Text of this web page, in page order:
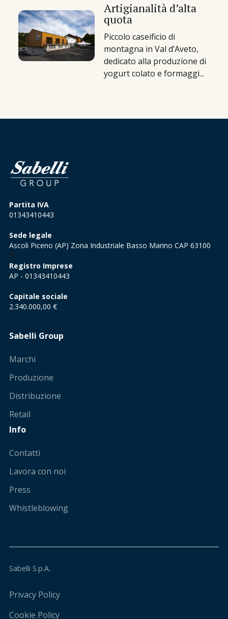
Artigianalità d’alta
quota
Piccolo caseificio di
montagna in Val d’Aveto,
dedicato alla produzione di
yogurt colato e formaggi...
Partita IVA
01343410443
Sede legale
Ascoli Piceno (AP) Zona Industriale Basso Marino CAP 63100
§
Registro Imprese
AP - 01343410443
Capitale sociale
2.340.000,00 €
Sabelli Group
Marchi
Produzione
Distribuzione
Retail
Info
Contatti
Lavora con noi
Press
Whistleblowing
Sabelli S.p.A.
Privacy Policy
Cookie Policy